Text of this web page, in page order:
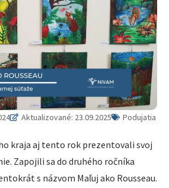
Aktualizované: 23.09.2025 Podujatia
kraja aj tento rok prezentovali svoj
Zapojili sa do druhého ročníka
s názvom Maľuj ako Rousseau.